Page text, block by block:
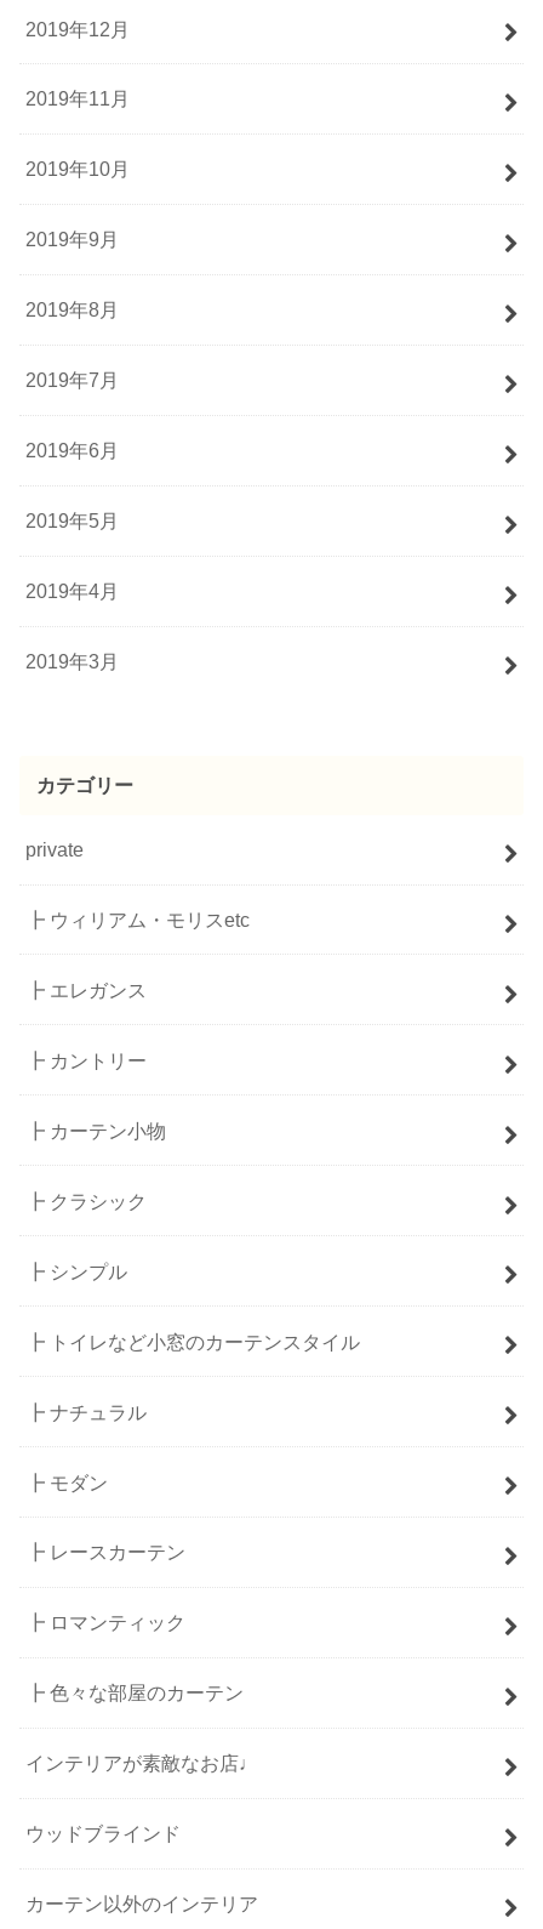
2019年12月
2019年11月
2019年10月
2019年9月
2019年8月
2019年7月
2019年6月
2019年5月
2019年4月
2019年3月
カテゴリー
private
┣ ウィリアム・モリスetc
┣ エレガンス
┣ カントリー
┣ カーテン小物
┣ クラシック
┣ シンプル
┣ トイレなど小窓のカーテンスタイル
┣ ナチュラル
┣ モダン
┣ レースカーテン
┣ ロマンティック
┣ 色々な部屋のカーテン
インテリアが素敵なお店♩
ウッドブラインド
カーテン以外のインテリア